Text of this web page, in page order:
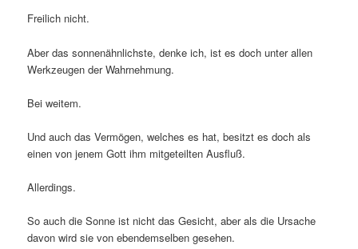
Freilich nicht.
Aber das sonnenähnlichste, denke ich, ist es doch unter allen
Werkzeugen der Wahrnehmung.
Bei weitem.
Und auch das Vermögen, welches es hat, besitzt es doch als
einen von jenem Gott ihm mitgeteilten Ausfluß.
Allerdings.
So auch die Sonne ist nicht das Gesicht, aber als die Ursache
davon wird sie von ebendemselben gesehen.